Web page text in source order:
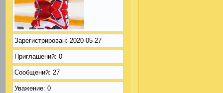
Зарегистрирован: 2020-05-27
Приглашений: 0
Сообщений: 27
Уважение: 0